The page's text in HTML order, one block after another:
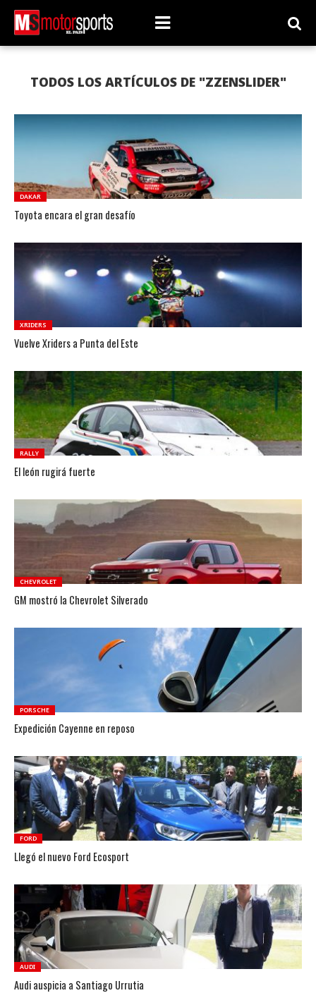
TODOS LOS ARTÍCULOS DE "ZZENSLIDER"
DAKAR
Toyota encara el gran desafío
XRIDERS
Vuelve Xriders a Punta del Este
RALLY
El león rugirá fuerte
CHEVROLET
GM mostró la Chevrolet Silverado
PORSCHE
Expedición Cayenne en reposo
FORD
Llegó el nuevo Ford Ecosport
AUDI
Audi auspicia a Santiago Urrutia